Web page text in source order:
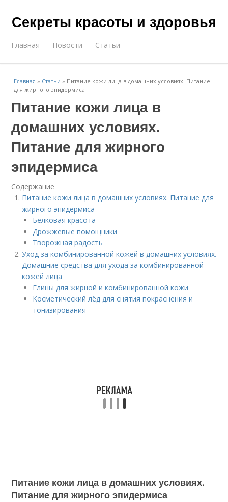
Секреты красоты и здоровья
Главная Новости Статьи
Главная » Статьи » Питание кожи лица в домашних условиях. Питание
для жирного эпидермиса
Питание кожи лица в
домашних условиях.
Питание для жирного
эпидермиса
Содержание
Питание кожи лица в домашних условиях. Питание для
жирного эпидермиса
Белковая красота
Дрожжевые помощники
Творожная радость
Уход за комбинированной кожей в домашних условиях.
Домашние средства для ухода за комбинированной
кожей лица
Глины для жирной и комбинированной кожи
Косметический лёд для снятия покраснения и
тонизирования
Питание кожи лица в домашних условиях.
Питание для жирного эпидермиса